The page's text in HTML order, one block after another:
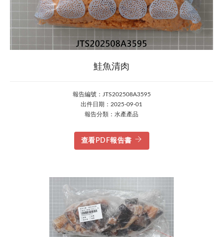
鮭魚清肉
報告編號：JTS202508A3595
出件日期：2025-09-01
報告分類：水產產品
查看PDF報告書